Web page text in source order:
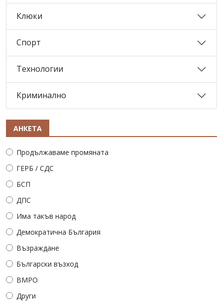
Клюки
Спорт
Технологии
Криминално
АНКЕТА
Продължаваме промяната
ГЕРБ / СДС
БСП
ДПС
Има такъв народ
Демократична България
Възраждане
Български възход
ВМРО
Други